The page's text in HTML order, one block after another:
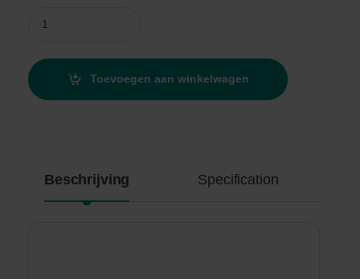
Toevoegen aan winkelwagen
Beschrijving Specification